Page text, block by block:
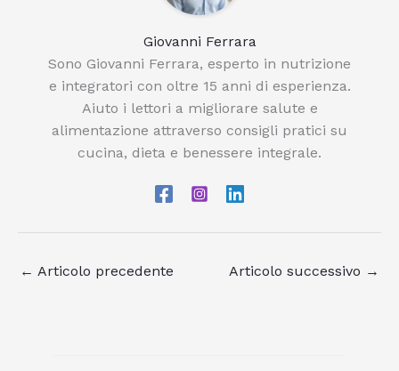
Giovanni Ferrara
Sono Giovanni Ferrara, esperto in nutrizione
e integratori con oltre 15 anni di esperienza.
Aiuto i lettori a migliorare salute e
alimentazione attraverso consigli pratici su
cucina, dieta e benessere integrale.
← Articolo precedente Articolo successivo →